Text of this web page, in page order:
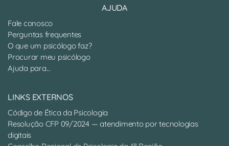
AJUDA
Fale conosco
Perguntas frequentes
O que um psicólogo faz?
Procurar meu psicólogo
Ajuda para...
LINKS EXTERNOS
Código de Ética da Psicologia
Resolução CFP 09/2024 — atendimento por tecnologias
digitais